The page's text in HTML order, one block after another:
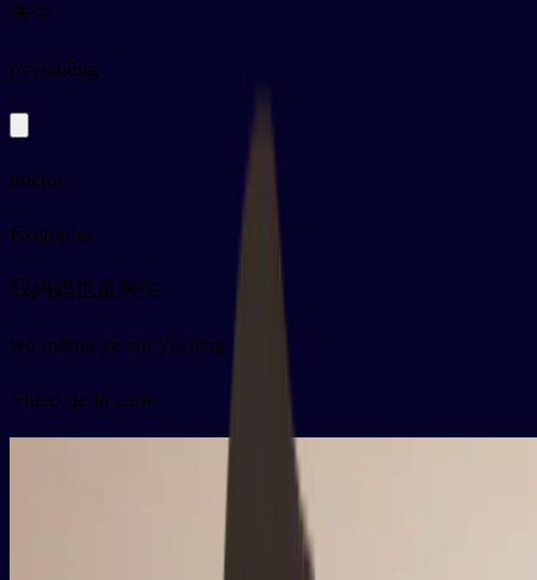
医生
pyyīshēng
doctor
Exemples
我妈妈也是医生
wǒ māma yě shì yīshēng
Vidéo de la carte